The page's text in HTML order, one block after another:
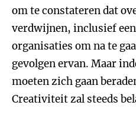
om te constateren dat
verdwijnen, inclusief
organisaties om na te
gevolgen ervan. Maar
moeten zich gaan
Creativiteit zal steeds